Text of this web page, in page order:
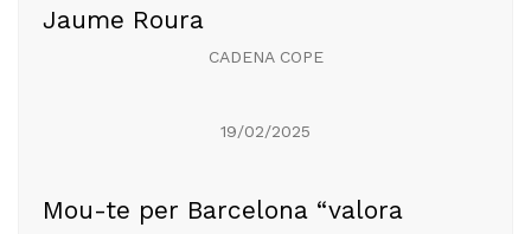
Jaume Roura
CADENA COPE
19/02/2025
Mou-te per Barcelona “valora